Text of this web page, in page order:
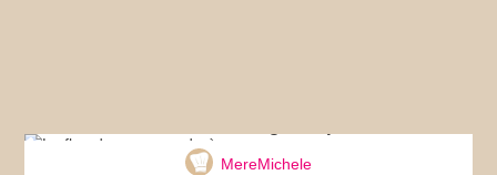
MereMichele